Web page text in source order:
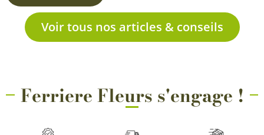
Voir tous nos articles & conseils
Ferriere Fleurs s'engage !